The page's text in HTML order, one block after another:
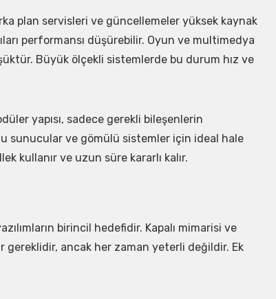
plan servisleri ve güncellemeler yüksek kaynak
performansı düşürebilir. Oyun ve multimedya
Büyük ölçekli sistemlerde bu durum hız ve
yapısı, sadece gerekli bileşenlerin
sunucular ve gömülü sistemler için ideal hale
kullanır ve uzun süre kararlı kalır.
birincil hedefidir. Kapalı mimarisi ve
gereklidir, ancak her zaman yeterli değildir. Ek